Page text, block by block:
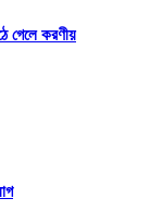
গেলে করণীয়